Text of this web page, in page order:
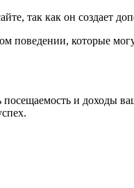
так как он создает
поведении, которые
и доходы